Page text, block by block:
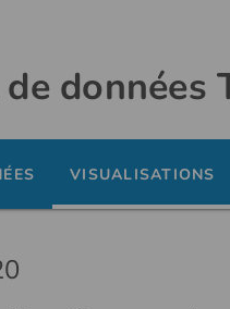
données
VISUALISATIONS